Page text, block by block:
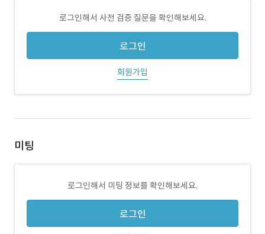
로그인해서 사전 검증 질문을 확인해보세요.
로그인
회원가입
미팅
로그인해서 미팅 정보를 확인해보세요.
로그인